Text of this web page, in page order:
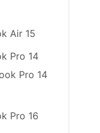
Air 15
Pro 14
Pro 14
Pro 16